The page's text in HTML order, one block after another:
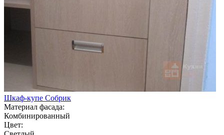
Шкаф-купе Собрик
Материал фасада:
Комбинированный
Цвет: